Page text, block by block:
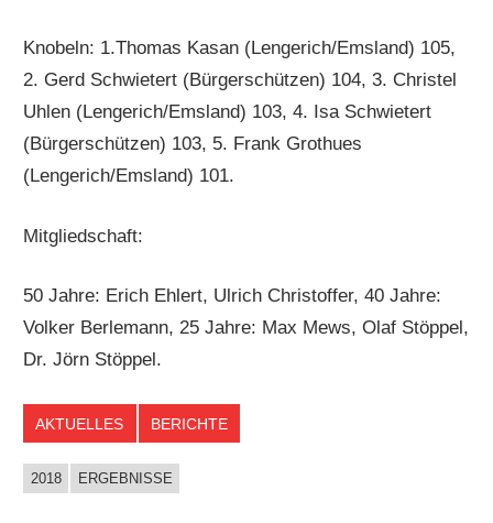
Knobeln: 1.Thomas Kasan (Lengerich/Emsland) 105,
2. Gerd Schwietert (Bürgerschützen) 104, 3. Christel
Uhlen (Lengerich/Emsland) 103, 4. Isa Schwietert
(Bürgerschützen) 103, 5. Frank Grothues
(Lengerich/Emsland) 101.
Mitgliedschaft:
50 Jahre: Erich Ehlert, Ulrich Christoffer, 40 Jahre:
Volker Berlemann, 25 Jahre: Max Mews, Olaf Stöppel,
Dr. Jörn Stöppel.
AKTUELLES BERICHTE
2018 ERGEBNISSE